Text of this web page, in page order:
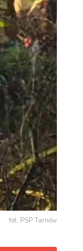
fot. PSP Tarnów